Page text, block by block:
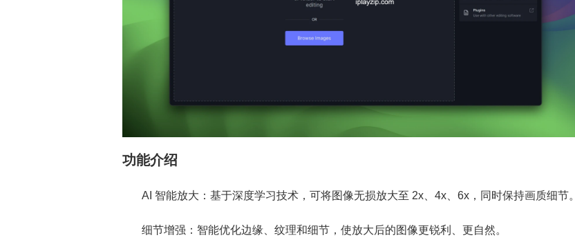
功能介绍
AI 智能放大：基于深度学习技术，可将图像无损放大至 2x、4x、6x，同时保持画质细节。
细节增强：智能优化边缘、纹理和细节，使放大后的图像更锐利、更自然。